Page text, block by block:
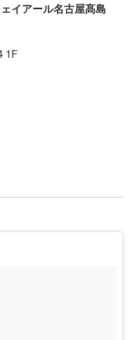
イアール名古屋髙島
1F